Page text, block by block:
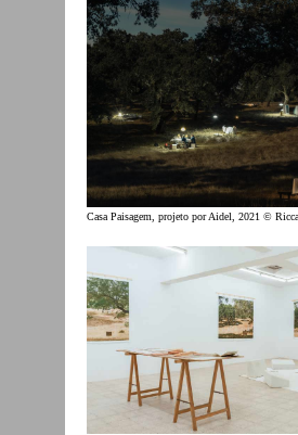
Casa Paisagem, projeto por Aidel, 2021 ©